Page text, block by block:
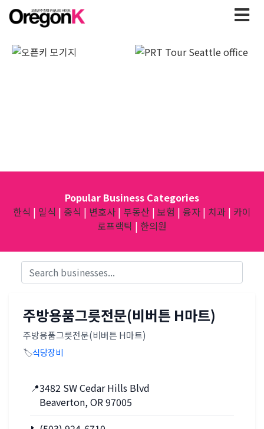
Popular Business Categories
한식 | 일식 | 중식 | 변호사 | 부동산 | 보험 | 융자 | 치과 | 카이
로프랙틱 | 한의원
주방용품그릇전문(비버튼 H마트)
주방용품그릇전문(비버튼 H마트)
🏷️식당장비
📍3482 SW Cedar Hills Blvd
Beaverton, OR 97005